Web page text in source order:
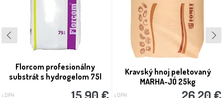
Florcom profesionálny
substrát s hydrogelom 75l
s DPH
Kravský hnoj peletovaný
MARHA-JÓ 25kg
s DPH